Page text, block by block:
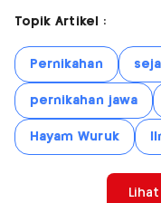
Topik Artikel :
Pernikahan
pernikahan jawa
Hayam Wuruk